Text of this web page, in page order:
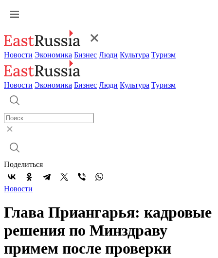
Новости Экономика Бизнес Люди Культура Туризм
Новости Экономика Бизнес Люди Культура Туризм
Поделиться
Новости
Глава Приангарья: кадровые
решения по Минздраву
примем после проверки